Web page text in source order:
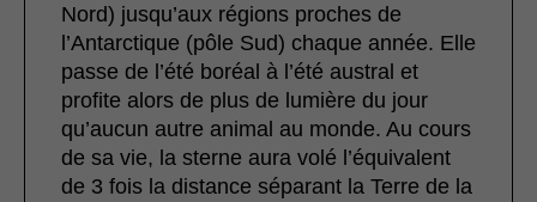
Nord) jusqu’aux régions proches de
l’Antarctique (pôle Sud) chaque année. Elle
passe de l’été boréal à l’été austral et
profite alors de plus de lumière du jour
qu’aucun autre animal au monde. Au cours
de sa vie, la sterne aura volé l’équivalent
de 3 fois la distance séparant la Terre de la